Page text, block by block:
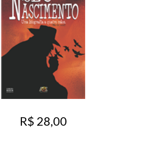
R$ 28,00